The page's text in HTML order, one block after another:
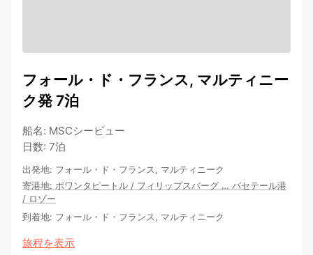
フォール・ド・フランス, マルティニー
ク発 7泊
船名: MSCシービュー
日数: 7泊
出発地: フォール・ド・フランス, マルティニーク
寄港地: ポワンタピートル / フィリップスバーグ … バセテール港
/ ロゾー
到着地: フォール・ド・フランス, マルティニーク
旅程を表示